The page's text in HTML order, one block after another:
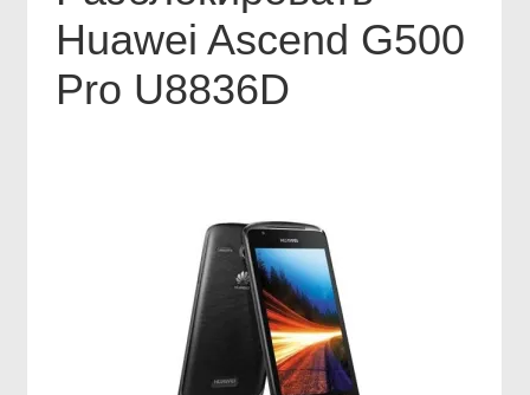
Huawei Ascend G500
Pro U8836D